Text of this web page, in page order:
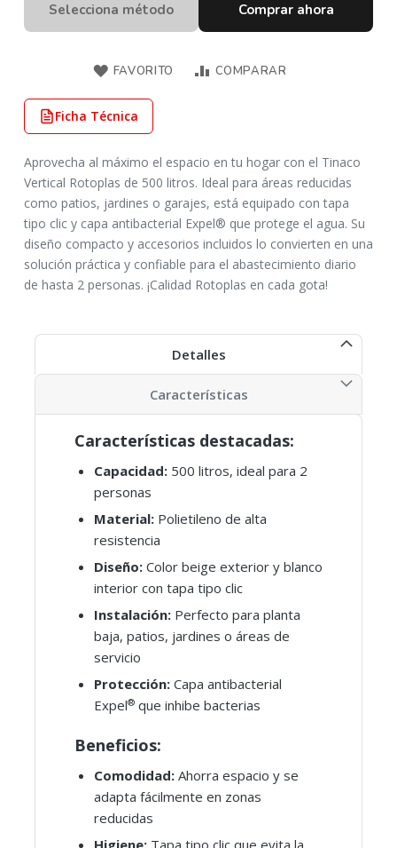
Selecciona método Comprar ahora
FAVORITO COMPARAR
Ficha Técnica
Aprovecha al máximo el espacio en tu hogar con el Tinaco
Vertical Rotoplas de 500 litros. Ideal para áreas reducidas
como patios, jardines o garajes, está equipado con tapa
tipo clic y capa antibacterial Expel® que protege el agua. Su
diseño compacto y accesorios incluidos lo convierten en una
solución práctica y confiable para el abastecimiento diario
de hasta 2 personas. ¡Calidad Rotoplas en cada gota!
Detalles
Características destacadas:
Capacidad: 500 litros, ideal para 2
personas
Material: Polietileno de alta
resistencia
Diseño: Color beige exterior y blanco
interior con tapa tipo clic
Instalación: Perfecto para planta
baja, patios, jardines o áreas de
servicio
Protección: Capa antibacterial
Expel® que inhibe bacterias
Beneficios:
Comodidad: Ahorra espacio y se
adapta fácilmente en zonas
reducidas
Higiene: Tapa tipo clic que evita la
Características